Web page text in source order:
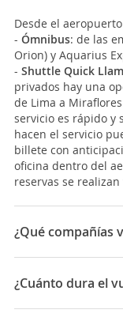
Desde el
- Ómnibus: de las
Orion) y Aquarius
- Shuttle Quick
privados hay una
de Lima a
servicio es rápido y
hacen el servicio
billete con
oficina dentro del
reservas se realizan
¿Qué compañías
Las compañías que
LATAM Airlines, Sky
¿Cuánto dura el
La duración media